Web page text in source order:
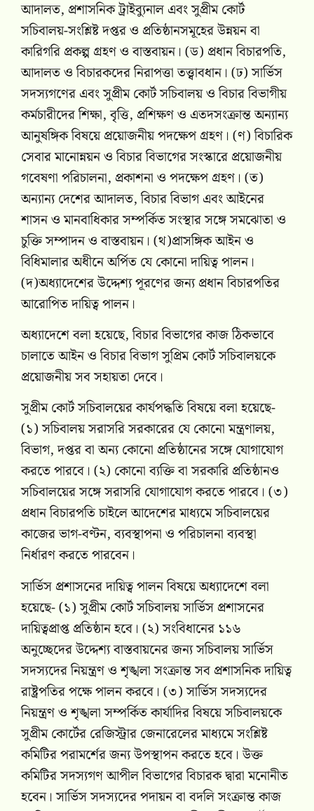
আদালত, প্রশাসনিক ট্রাইব্যুনাল এবং সুপ্রীম কোর্ট
সচিবালয়-সংশ্লিষ্ট দপ্তর ও প্রতিষ্ঠানসমূহের উন্নয়ন বা
কারিগরি প্রকল্প গ্রহণ ও বাস্তবায়ন। (ড) প্রধান বিচারপতি,
আদালত ও বিচারকদের নিরাপত্তা তত্ত্বাবধান। (ঢ) সার্ভিস
সদস্যগণের এবং সুপ্রীম কোর্ট সচিবালয় ও বিচার বিভাগীয়
কর্মচারীদের শিক্ষা, বৃত্তি, প্রশিক্ষণ ও এতদসংক্রান্ত অন্যান্য
আনুষঙ্গিক বিষয়ে প্রয়োজনীয় পদক্ষেপ গ্রহণ। (ণ) বিচারিক
সেবার মানোন্নয়ন ও বিচার বিভাগের সংস্কারে প্রয়োজনীয়
গবেষণা পরিচালনা, প্রকাশনা ও পদক্ষেপ গ্রহণ। (ত)
অন্যান্য দেশের আদালত, বিচার বিভাগ এবং আইনের
শাসন ও মানবাধিকার সম্পর্কিত সংস্থার সঙ্গে সমঝোতা ও
চুক্তি সম্পাদন ও বাস্তবায়ন। (থ)প্রাসঙ্গিক আইন ও
বিধিমালার অধীনে অর্পিত যে কোনো দায়িত্ব পালন।
(দ)অধ্যাদেশের উদ্দেশ্য পূরণের জন্য প্রধান বিচারপতির
আরোপিত দায়িত্ব পালন।
অধ্যাদেশে বলা হয়েছে, বিচার বিভাগের কাজ ঠিকভাবে
চালাতে আইন ও বিচার বিভাগ সুপ্রিম কোর্ট সচিবালয়কে
প্রয়োজনীয় সব সহায়তা দেবে।
সুপ্রীম কোর্ট সচিবালয়ের কার্যপদ্ধতি বিষয়ে বলা হয়েছে-
(১) সচিবালয় সরাসরি সরকারের যে কোনো মন্ত্রণালয়,
বিভাগ, দপ্তর বা অন্য কোনো প্রতিষ্ঠানের সঙ্গে যোগাযোগ
করতে পারবে। (২) কোনো ব্যক্তি বা সরকারি প্রতিষ্ঠানও
সচিবালয়ের সঙ্গে সরাসরি যোগাযোগ করতে পারবে। (৩)
প্রধান বিচারপতি চাইলে আদেশের মাধ্যমে সচিবালয়ের
কাজের ভাগ-বণ্টন, ব্যবস্থাপনা ও পরিচালনা ব্যবস্থা
নির্ধারণ করতে পারবেন।
সার্ভিস প্রশাসনের দায়িত্ব পালন বিষয়ে অধ্যাদেশে বলা
হয়েছে- (১) সুপ্রীম কোর্ট সচিবালয় সার্ভিস প্রশাসনের
দায়িত্বপ্রাপ্ত প্রতিষ্ঠান হবে। (২) সংবিধানের ১১৬
অনুচ্ছেদের উদ্দেশ্য বাস্তবায়নের জন্য সচিবালয় সার্ভিস
সদস্যদের নিয়ন্ত্রণ ও শৃঙ্খলা সংক্রান্ত সব প্রশাসনিক দায়িত্ব
রাষ্ট্রপতির পক্ষে পালন করবে। (৩) সার্ভিস সদস্যদের
নিয়ন্ত্রণ ও শৃঙ্খলা সম্পর্কিত কার্যাদির বিষয়ে সচিবালয়কে
সুপ্রীম কোর্টের রেজিস্ট্রার জেনারেলের মাধ্যমে সংশ্লিষ্ট
কমিটির পরামর্শের জন্য উপস্থাপন করতে হবে। উক্ত
কমিটির সদস্যগণ আপীল বিভাগের বিচারক দ্বারা মনোনীত
হবেন। সার্ভিস সদস্যদের পদায়ন বা বদলি সংক্রান্ত কাজ